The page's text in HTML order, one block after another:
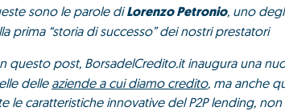
sono le parole diLorenzo Petronio, uno
prima “storia di successo” dei nostri prestatori
questo post, BorsadelCredito.it inaugura una
delleaziende a cui diamo credito, ma anche
le caratteristiche innovative del P2P lending,